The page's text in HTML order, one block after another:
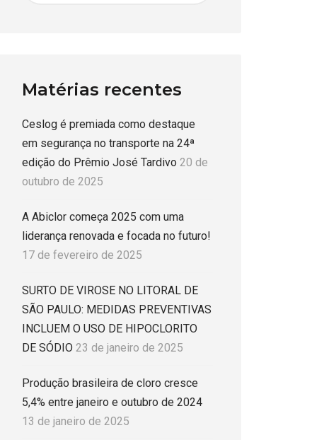
Matérias recentes
Ceslog é premiada como destaque
em segurança no transporte na 24ª
edição do Prêmio José Tardivo 20 de
outubro de 2025
A Abiclor começa 2025 com uma
liderança renovada e focada no futuro!
17 de fevereiro de 2025
SURTO DE VIROSE NO LITORAL DE
SÃO PAULO: MEDIDAS PREVENTIVAS
INCLUEM O USO DE HIPOCLORITO
DE SÓDIO 23 de janeiro de 2025
Produção brasileira de cloro cresce
5,4% entre janeiro e outubro de 2024
13 de janeiro de 2025